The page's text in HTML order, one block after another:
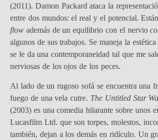
(2011). Damon Packard ataca la
entre dos mundos: el real y el potencial.
flow además de un equilibrio con el nervio
algunos de sus trabajos. Se maneja la
se le da una contemporaneidad tal que me
nerviosas de los ojos de los peces.
Al lado de un rugoso sofá se encuentra una
fuego de una vela cutre. The Untitled Star
(2003) es una comedia hilarante sobre unos
Lucasfilm Ltd. que son torpes, molestos,
también, dejan a los demás en ridículo. Un